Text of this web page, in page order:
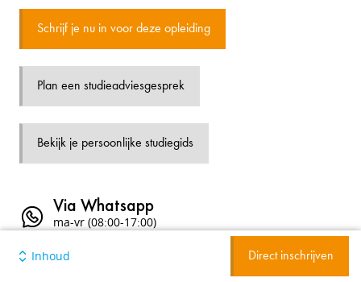
Schrijf je nu in voor deze opleiding
Plan een studieadviesgesprek
Bekijk je persoonlijke studiegids
Via Whatsapp
ma-vr (08:00-17:00)
071 750 10 10
Inhoud Direct inschrijven